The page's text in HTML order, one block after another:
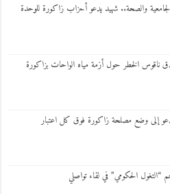
الجامعية والصحة.. شهيد يدعو أحزاب زاكورة للوحدة
ناقوس الخطر حول أزمة مياه الواحات بزاكورة
إلى وضع مصلحة زاكورة فوق كل اعتبار
الحكومي” في لقاء تواصلي